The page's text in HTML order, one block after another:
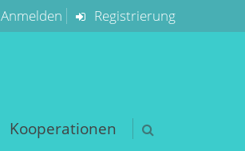
Anmelden Registrierung
Kooperationen